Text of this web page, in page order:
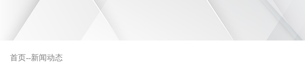
首页--新闻动态